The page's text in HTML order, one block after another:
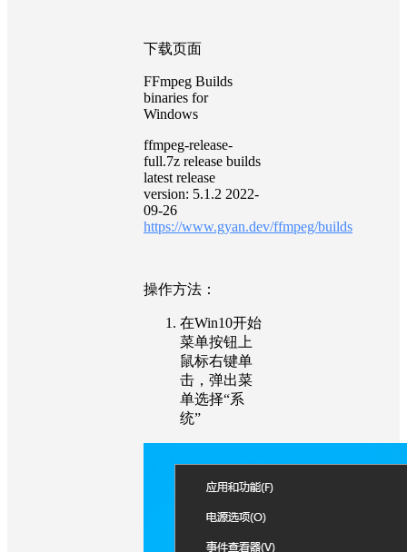
下载页面
FFmpeg Builds
binaries for
Windows
ffmpeg-release-
full.7z release builds
latest release
version: 5.1.2 2022-
09-26
https://www.gyan.dev/ffmpeg/builds
操作方法：
在Win10开始
菜单按钮上
鼠标右键单
击，弹出菜
单选择“系
统”